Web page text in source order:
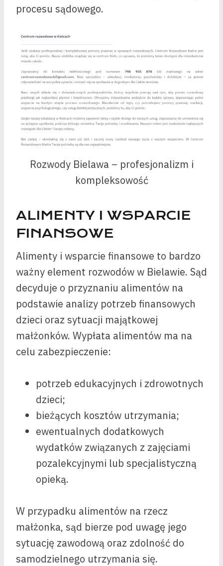
procesu sądowego.
Rozwody Bielawa – profesjonalizm i
kompleksowość
ALIMENTY I WSPARCIE
FINANSOWE
Alimenty i wsparcie finansowe to bardzo
ważny element rozwodów w Bielawie. Sąd
decyduje o przyznaniu alimentów na
podstawie analizy potrzeb finansowych
dzieci oraz sytuacji majątkowej
małżonków. Wypłata alimentów ma na
celu zabezpieczenie:
potrzeb edukacyjnych i zdrowotnych
dzieci;
bieżących kosztów utrzymania;
ewentualnych dodatkowych
wydatków związanych z zajęciami
pozalekcyjnymi lub specjalistyczną
opieką.
W przypadku alimentów na rzecz
małżonka, sąd bierze pod uwagę jego
sytuację zawodową oraz zdolność do
samodzielnego utrzymania się.